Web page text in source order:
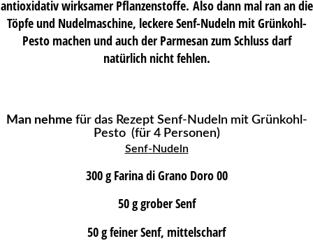
antioxidativ wirksamer Pflanzenstoffe. Also dann mal ran an die
Töpfe und Nudelmaschine, leckere Senf-Nudeln mit Grünkohl-
Pesto machen und auch der Parmesan zum Schluss darf
natürlich nicht fehlen.
Man nehme für das Rezept Senf-Nudeln mit Grünkohl-
Pesto (für 4 Personen)
Senf-Nudeln
300 g Farina di Grano Doro 00
50 g grober Senf
50 g feiner Senf, mittelscharf